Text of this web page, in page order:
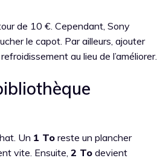
de 10 €. Cependant, Sony
le capot. Par ailleurs, ajouter
au lieu de l’améliorer.
Un 1 To reste un plancher
vite. Ensuite, 2 To devient